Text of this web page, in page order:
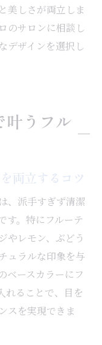
美しさが両立しま
のサロンに相談し
デザインを選択し
叶うフル
両立するコツ
、派手すぎず清潔
す。特にフルーテ
やレモン、ぶどう
ュラルな印象を与
ベースカラーにフ
れることで、目を
スを実現できま